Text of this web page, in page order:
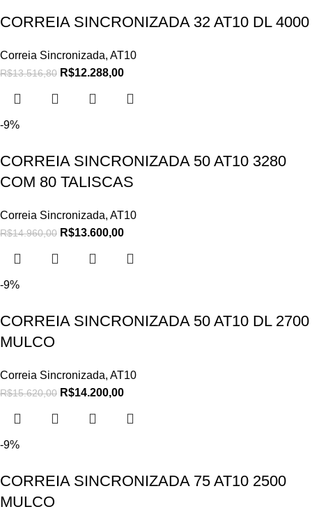
CORREIA SINCRONIZADA 32 AT10 DL 4000
Correia Sincronizada, AT10
R$13.516,80 R$12.288,00
-9%
CORREIA SINCRONIZADA 50 AT10 3280
COM 80 TALISCAS
Correia Sincronizada, AT10
R$14.960,00 R$13.600,00
-9%
CORREIA SINCRONIZADA 50 AT10 DL 2700
MULCO
Correia Sincronizada, AT10
R$15.620,00 R$14.200,00
-9%
CORREIA SINCRONIZADA 75 AT10 2500
MULCO